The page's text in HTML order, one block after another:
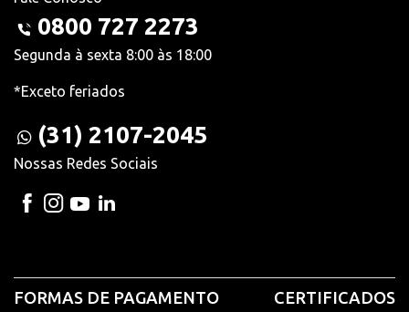
0800 727 2273
Segunda à sexta 8:00 às 18:00
*Exceto feriados
(31) 2107-2045
Nossas Redes Sociais
FORMAS DE PAGAMENTO CERTIFICADOS